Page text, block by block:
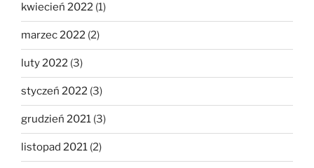
kwiecień 2022 (1)
marzec 2022 (2)
luty 2022 (3)
styczeń 2022 (3)
grudzień 2021 (3)
listopad 2021 (2)